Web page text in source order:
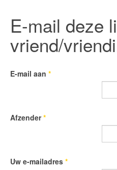
E-mail deze
vriend/
E-mail aan *
Afzender*
Uw e-mailadres *